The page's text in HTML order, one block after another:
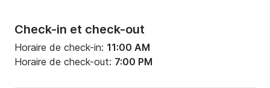
Check-in et check-out
Horaire de check-in: 11:00 AM
Horaire de check-out: 7:00 PM